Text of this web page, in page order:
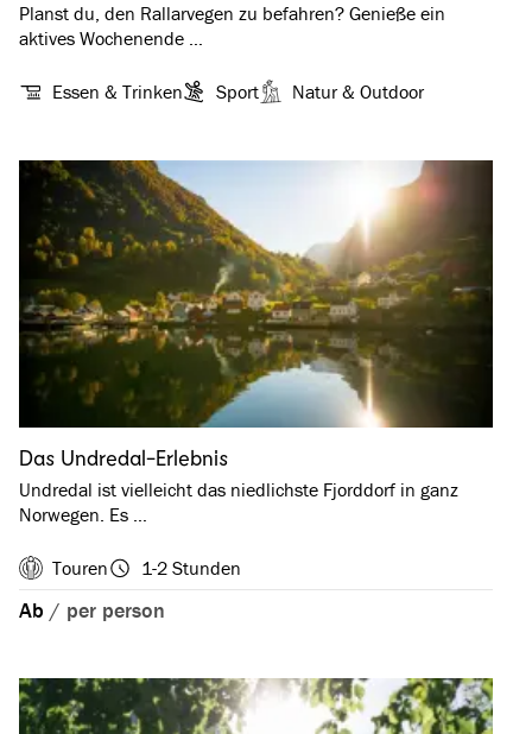
Planst du, den Rallarvegen zu befahren? Genieße ein
aktives Wochenende …
Essen & Trinken Sport Natur & Outdoor
Das Undredal-Erlebnis
Undredal ist vielleicht das niedlichste Fjorddorf in ganz
Norwegen. Es …
Touren 1-2 Stunden
Ab / per person